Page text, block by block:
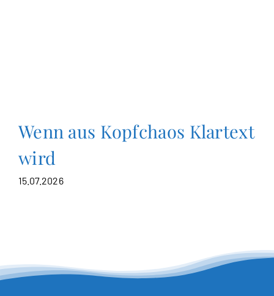
Wenn aus Kopfchaos Klartext
wird
15.07.2026